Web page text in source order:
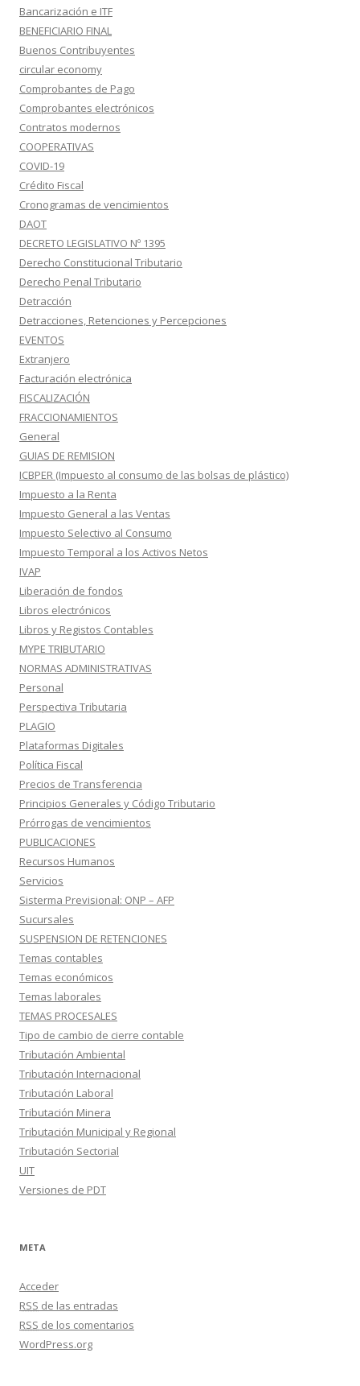
Bancarización e ITF
BENEFICIARIO FINAL
Buenos Contribuyentes
circular economy
Comprobantes de Pago
Comprobantes electrónicos
Contratos modernos
COOPERATIVAS
COVID-19
Crédito Fiscal
Cronogramas de vencimientos
DAOT
DECRETO LEGISLATIVO Nº 1395
Derecho Constitucional Tributario
Derecho Penal Tributario
Detracción
Detracciones, Retenciones y Percepciones
EVENTOS
Extranjero
Facturación electrónica
FISCALIZACIÓN
FRACCIONAMIENTOS
General
GUIAS DE REMISION
ICBPER (Impuesto al consumo de las bolsas de plástico)
Impuesto a la Renta
Impuesto General a las Ventas
Impuesto Selectivo al Consumo
Impuesto Temporal a los Activos Netos
IVAP
Liberación de fondos
Libros electrónicos
Libros y Registos Contables
MYPE TRIBUTARIO
NORMAS ADMINISTRATIVAS
Personal
Perspectiva Tributaria
PLAGIO
Plataformas Digitales
Política Fiscal
Precios de Transferencia
Principios Generales y Código Tributario
Prórrogas de vencimientos
PUBLICACIONES
Recursos Humanos
Servicios
Sisterma Previsional: ONP – AFP
Sucursales
SUSPENSION DE RETENCIONES
Temas contables
Temas económicos
Temas laborales
TEMAS PROCESALES
Tipo de cambio de cierre contable
Tributación Ambiental
Tributación Internacional
Tributación Laboral
Tributación Minera
Tributación Municipal y Regional
Tributación Sectorial
UIT
Versiones de PDT
META
Acceder
RSS de las entradas
RSS de los comentarios
WordPress.org